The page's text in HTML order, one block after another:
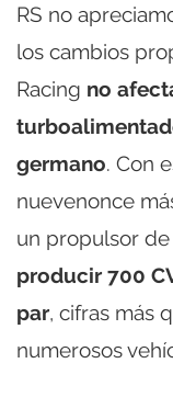
RS no
los cambios
Racing no
germano. Con
nuevenonce
un propulsor
producir 700
par, cifras más
numerosos